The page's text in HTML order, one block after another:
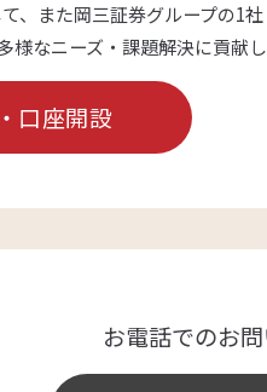
、また岡三証券グループの1社
様なニーズ・課題解決に貢献
口座開設
お電話でのお